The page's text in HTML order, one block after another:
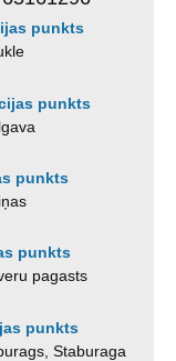
punkts
punkts
punkts
punkts
pagasts
punkts
Staburaga